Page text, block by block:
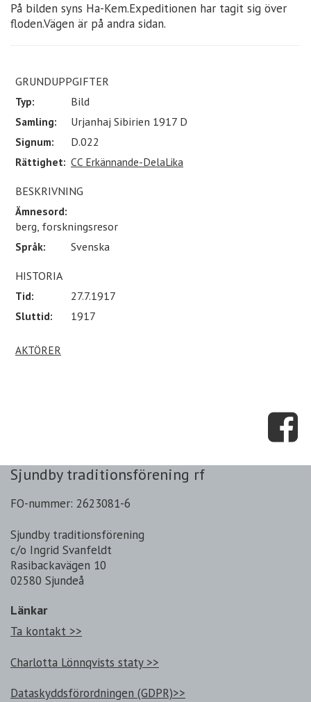
På bilden syns Ha-Kem.Expeditionen har tagit sig över
floden.Vägen är på andra sidan.
GRUNDUPPGIFTER
Typ:
Bild
Samling:
Urjanhaj Sibirien 1917 D
Signum:
D.022
Rättighet: CC Erkännande-DelaLika
BESKRIVNING
Ämnesord:
berg, forskningsresor
Språk:
Svenska
HISTORIA
Tid:
27.7.1917
Sluttid:
1917
AKTÖRER
Sjundby traditionsförening rf
FO-nummer: 2623081-6
Sjundby traditionsförening
c/o Ingrid Svanfeldt
Rasibackavägen 10
02580 Sjundeå
Länkar
Ta kontakt >>
Charlotta Lönnqvists staty >>
Dataskyddsförordningen (GDPR)>>